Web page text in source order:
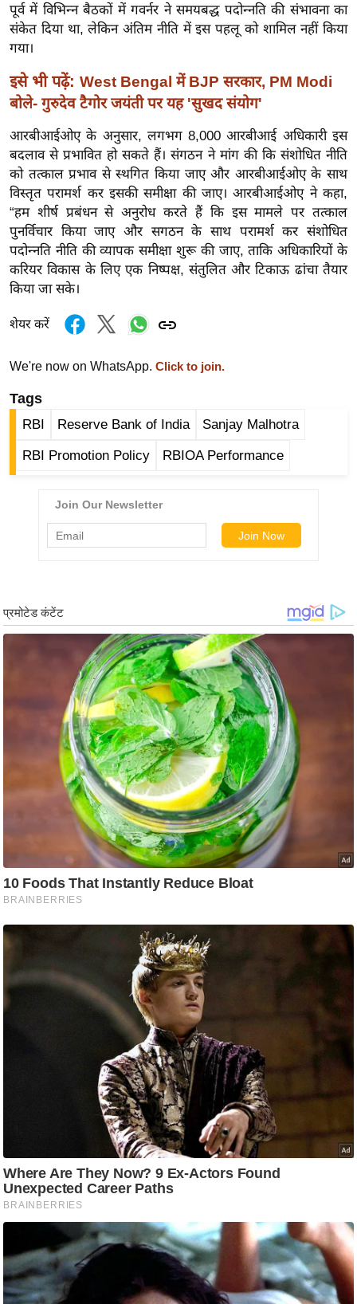
डि
या
सा
हि
त्य
ग
त
ऑ
टो
व
र्ल्ड
न्यू
ज
फ
म
रं
ज
ज
हॉ
ली
फि
क्षा
B
a
k
n
N
ल
टे
क्नॉ
जी
ब्यू
टी
पूर्व में विभिन्न बैठकों में गवर्नर ने समयबद्ध पदोन्नति की संभावना का
संकेत दिया था, लेकिन अंतिम नीति में इस पहलू को शामिल नहीं किया
गया।
इसे भी पढ़ें: West Bengal में BJP सरकार, PM Modi
बोले- गुरुदेव टैगोर जयंती पर यह 'सुखद संयोग'
आरबीआईओए के अनुसार, लगभग 8,000 आरबीआई अधिकारी इस
बदलाव से प्रभावित हो सकते हैं। संगठन ने मांग की कि संशोधित नीति
को तत्काल प्रभाव से स्थगित किया जाए और आरबीआईओए के साथ
विस्तृत परामर्श कर इसकी समीक्षा की जाए। आरबीआईओए ने कहा,
“हम शीर्ष प्रबंधन से अनुरोध करते हैं कि इस मामले पर तत्काल
पुनर्विचार किया जाए और सगठन के साथ परामर्श कर संशोधित
पदोन्नति नीति की व्यापक समीक्षा शुरू की जाए, ताकि अधिकारियों के
करियर विकास के लिए एक निष्पक्ष, संतुलित और टिकाऊ ढांचा तैयार
किया जा सके।
शेयर करें
We're now on WhatsApp. Click to join.
Tags
RBI Reserve Bank of India Sanjay Malhotra
RBI Promotion Policy RBIOA Performance